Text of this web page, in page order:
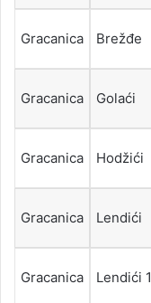
Gracanica Brežđe
Gracanica Golaći
Gracanica Hodžići
Gracanica Lendići
Gracanica Lendići 1